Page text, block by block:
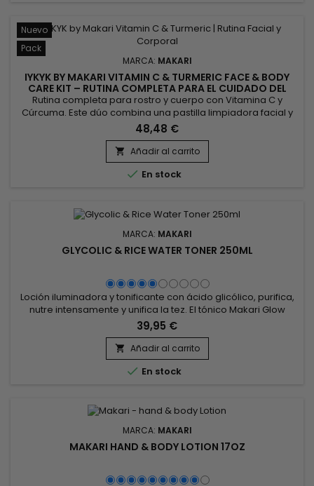
Nuevo
Pack
MARCA: MAKARI
IYKYK BY MAKARI VITAMIN C & TURMERIC FACE & BODY
CARE KIT – RUTINA COMPLETA PARA EL CUIDADO DEL
ROSTRO Y DEL CUERPO
Rutina completa para rostro y cuerpo con Vitamina C y
Cúrcuma. Este dúo combina una pastilla limpiadora facial y
una crema corporal para limpiar, hidratar y revelar la
luminosidad natural de la piel. Enriquecido con Vitamina C,
Cúrcuma y Manteca de Karité, IYKYK by Makari Vitamin C &
Turmeric Face & Body Care Kit ayuda a mantener la...
48,48 €
 Añadir al carrito
 En stock
MARCA: MAKARI
GLYCOLIC & RICE WATER TONER 250ML
Loción iluminadora y tonificante con ácido glicólico, purifica,
nutre intensamente y unifica la tez. El tónico Makari Glow
Glycolic and Rice Water estimula la producción de colágeno,
mejora la elasticidad de la piel, afina el tamaño de los poros
y actúa sobre las irregularidades pigmentarias para
proporcionar una tez más luminosa y uniforme. Formulado...
39,95 €
 Añadir al carrito
 En stock
MARCA: MAKARI
MAKARI HAND & BODY LOTION 17OZ